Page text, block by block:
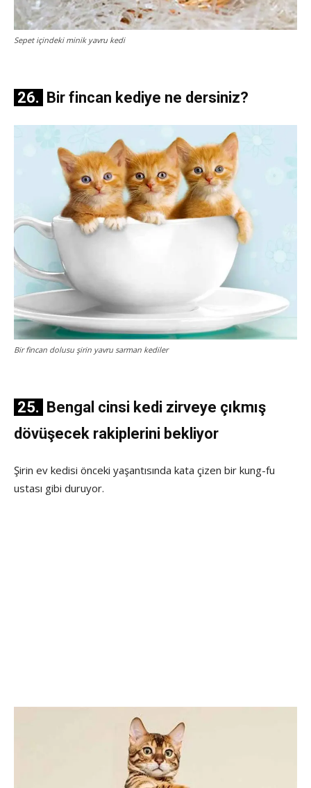
Sepet içindeki minik yavru kedi
26. Bir fincan kediye ne dersiniz?
Bir fincan dolusu şirin yavru sarman kediler
25.
Bengal cinsi kedi zirveye çıkmış
dövüşecek rakiplerini bekliyor
Şirin ev kedisi önceki yaşantısında kata çizen bir kung-fu
ustası gibi duruyor.